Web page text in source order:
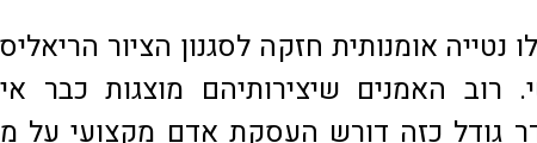
נטייה אומנותית חזקה לסגנון הציור
רוב האמנים שיצירותיהם מוצגות כבר
גודל כזה דורש העסקת אדם מקצועי על